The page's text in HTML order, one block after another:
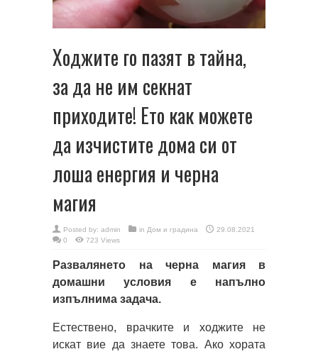
Ходжите го пазят в тайна,
за да не им секнат
приходите! Ето как можете
да изчистите дома си от
лоша енергия и черна
магия
Posted by: admin in Дом и градина
29.08.2021
0
723 Views
Развалянето на черна магия в
домашни условия е напълно
изпълнима задача.
Естествено, врачките и ходжите не
искат вие да знаете това. Ако хората